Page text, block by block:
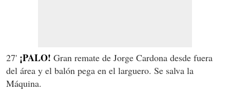
27' ¡PALO! Gran remate de Jorge Cardona desde fuera
del área y el balón pega en el larguero. Se salva la
Máquina.